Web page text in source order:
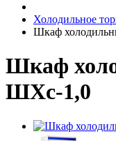
Холодильное
Шкаф
Шкаф
ШХс-1,0